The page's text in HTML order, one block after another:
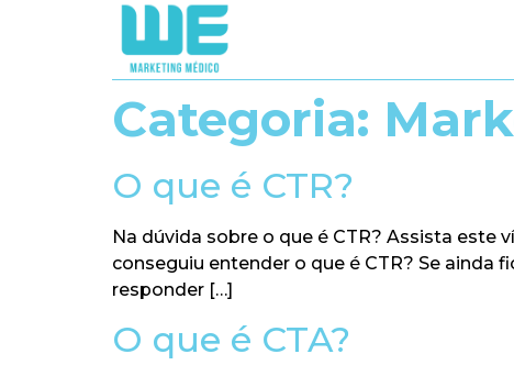
Categoria:
O que é CTR?
Na dúvida sobre o que é CTR? Assista este
conseguiu entender o que é CTR? Se ainda
responder […]
O que é CTA?